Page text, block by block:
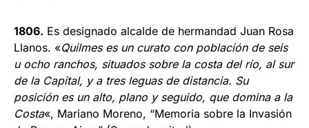
1806. Es designado alcalde de hermandad Juan Rosa
Llanos. «Quilmes es un curato con población de seis
u ocho ran­chos, situados sobre la costa del río, al sur
de la Capital, y a tres leguas de distancia. Su
posición es un alto, plano y seguido, que domina a la
Costa«, Ma­riano Moreno, “Memoria sobre la Inva­sión